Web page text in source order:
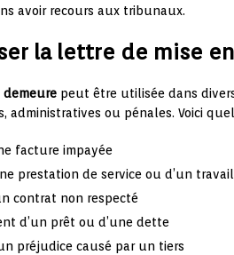
avoir recours aux tribunaux.
la lettre de mise
demeure peut être utilisée dans
administratives ou pénales. Voici
facture impayée
prestation de service ou d’un
contrat non respecté
d’un prêt ou d’une dette
préjudice causé par un tiers